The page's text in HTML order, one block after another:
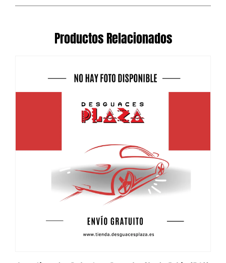
Productos Relacionados